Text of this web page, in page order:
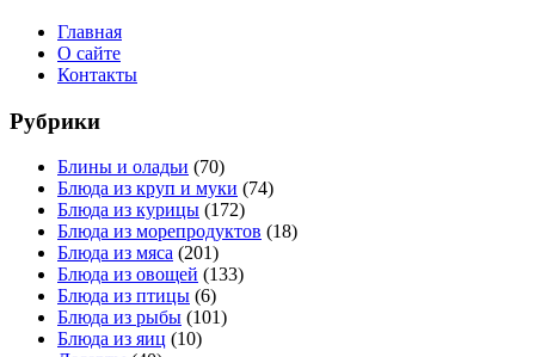
Главная
О сайте
Контакты
Рубрики
Блины и оладьи (70)
Блюда из круп и муки (74)
Блюда из курицы (172)
Блюда из морепродуктов (18)
Блюда из мяса (201)
Блюда из овощей (133)
Блюда из птицы (6)
Блюда из рыбы (101)
Блюда из яиц (10)